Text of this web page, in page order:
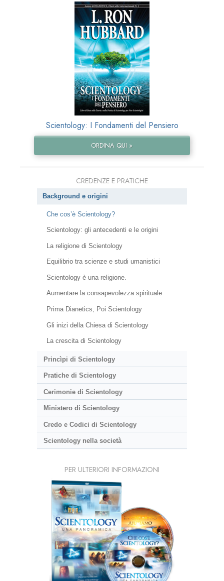
Scientology: I Fondamenti del Pensiero
ORDINA QUI »
CREDENZE E PRATICHE
Background e origini
Che cos’è Scientology?
Scientology: gli antecedenti e le origini
La religione di Scientology
Equilibrio tra scienze e studi umanistici
Scientology è una religione.
Aumentare la consapevolezza spirituale
Prima Dianetics, Poi Scientology
Gli inizi della Chiesa di Scientology
La crescita di Scientology
Princìpi di Scientology
Pratiche di Scientology
Cerimonie di Scientology
Ministero di Scientology
Credo e Codici di Scientology
Scientology nella società
PER ULTERIORI INFORMAZIONI